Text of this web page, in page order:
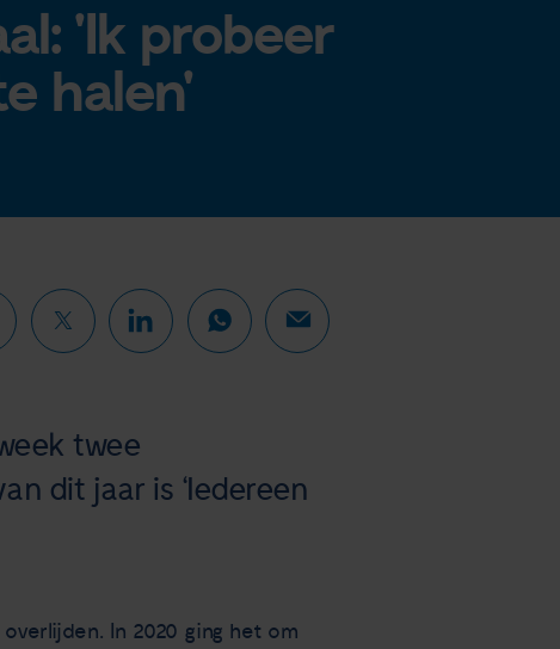
'Ik probeer
halen'
twee
dit jaar is ‘Iedereen
In 2020 ging het om